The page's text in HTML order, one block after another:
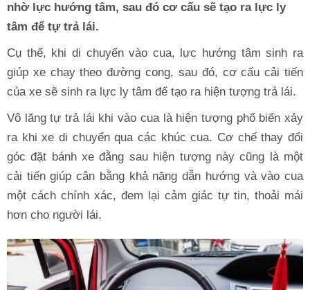
nhờ lực hướng tâm, sau đó cơ cấu sẽ tạo ra lực ly
tâm để tự trả lái.
Cụ thể, khi di chuyển vào cua, lực hướng tâm sinh ra
giúp xe chạy theo đường cong, sau đó, cơ cấu cải tiến
của xe sẽ sinh ra lực ly tâm để tạo ra hiện tượng trả lái.
Vô lăng tự trả lái khi vào cua là hiện tượng phổ biến xảy
ra khi xe di chuyển qua các khúc cua. Cơ chế thay đổi
góc đặt bánh xe đằng sau hiện tượng này cũng là một
cải tiến giúp cân bằng khả năng dẫn hướng và vào cua
một cách chính xác, đem lại cảm giác tự tin, thoải mái
hơn cho người lái.